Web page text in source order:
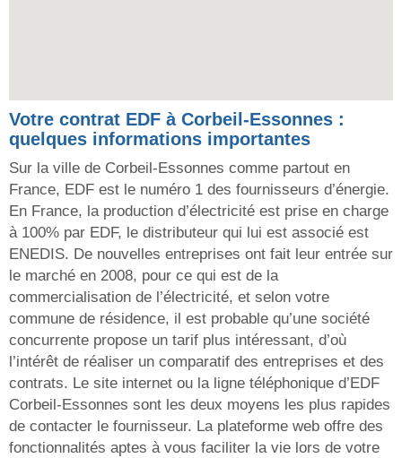
Votre contrat EDF à Corbeil-Essonnes :
quelques informations importantes
Sur la ville de Corbeil-Essonnes comme partout en
France, EDF est le numéro 1 des fournisseurs d’énergie.
En France, la production d’électricité est prise en charge
à 100% par EDF, le distributeur qui lui est associé est
ENEDIS. De nouvelles entreprises ont fait leur entrée sur
le marché en 2008, pour ce qui est de la
commercialisation de l’électricité, et selon votre
commune de résidence, il est probable qu’une société
concurrente propose un tarif plus intéressant, d’où
l’intérêt de réaliser un comparatif des entreprises et des
contrats. Le site internet ou la ligne téléphonique d’EDF
Corbeil-Essonnes sont les deux moyens les plus rapides
de contacter le fournisseur. La plateforme web offre des
fonctionnalités aptes à vous faciliter la vie lors de votre